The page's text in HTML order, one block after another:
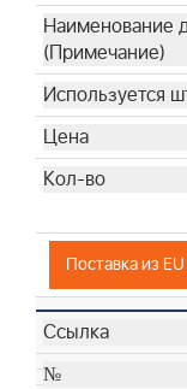
Поставка из